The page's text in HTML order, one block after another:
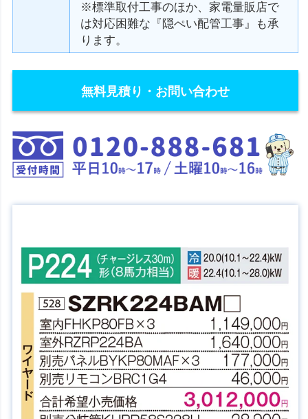
※標準取付工事のほか、家電量販店で
は対応困難な『隠ぺい配管工事』も承
ります。
無料見積り・お問い合わせ